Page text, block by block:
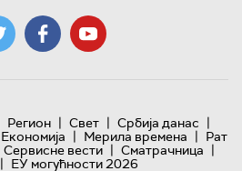
Регион | Свет | Србија данас |
Економија | Мерила времена | Рат
Сервисне вести | Сматрачница |
| ЕУ могућности 2026